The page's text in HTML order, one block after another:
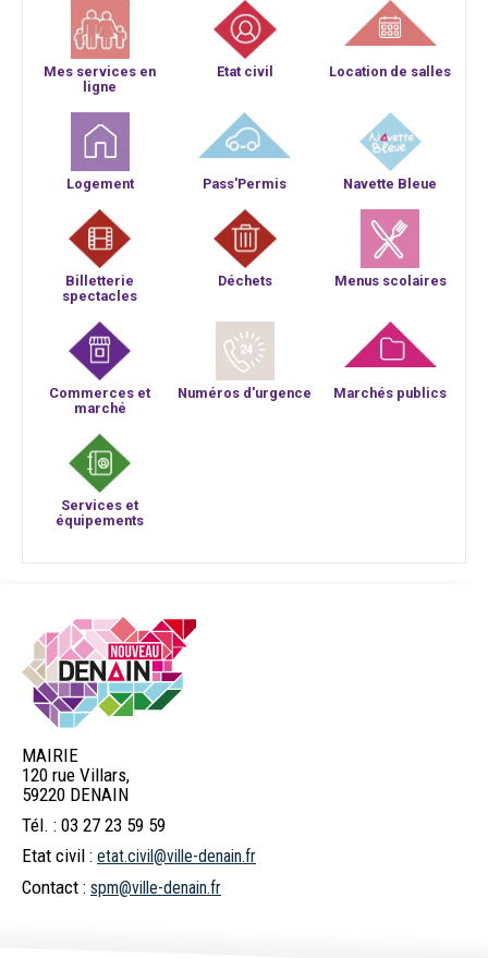
Mes services en
ligne
Etat civil Location de salles
Logement Pass'Permis Navette Bleue
Billetterie
spectacles
Déchets Menus scolaires
Commerces et
marché
Numéros d'urgence Marchés publics
Services et
équipements
MAIRIE
120 rue Villars,
59220 DENAIN
Tél. : 03 27 23 59 59
Etat civil : etat.civil@ville-denain.fr
Contact : spm@ville-denain.fr